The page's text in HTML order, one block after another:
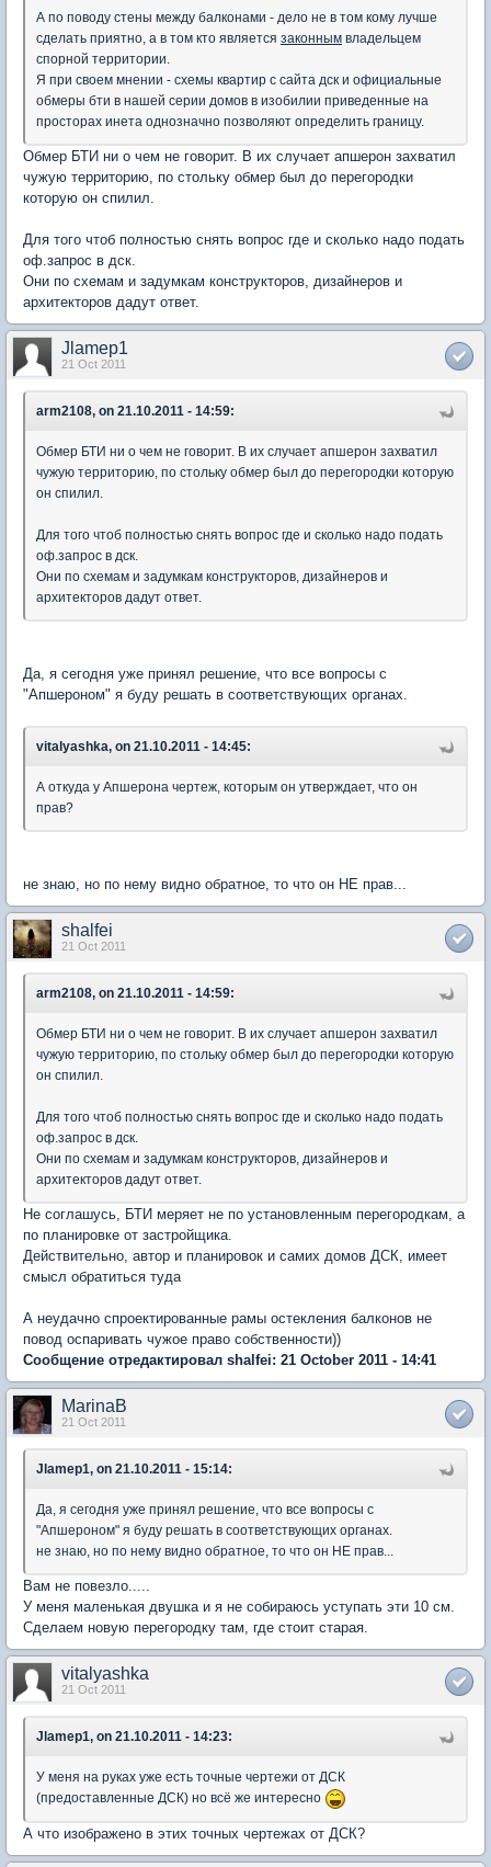
А по поводу стены между балконами - дело не в том кому лучше
сделать приятно, а в том кто является законным владельцем
спорной территории.
Я при своем мнении - схемы квартир с сайта дск и официальные
обмеры бти в нашей серии домов в изобилии приведенные на
просторах инета однозначно позволяют определить границу.
Обмер БТИ ни о чем не говорит. В их случает апшерон захватил
чужую территорию, по стольку обмер был до перегородки
которую он спилил.
Для того чтоб полностью снять вопрос где и сколько надо подать
оф.запрос в дск.
Они по схемам и задумкам конструкторов, дизайнеров и
архитекторов дадут ответ.
Jlamep1
21 Oct 2011
arm2108, on 21.10.2011 - 14:59:
Обмер БТИ ни о чем не говорит. В их случает апшерон захватил
чужую территорию, по стольку обмер был до перегородки которую
он спилил.
Для того чтоб полностью снять вопрос где и сколько надо подать
оф.запрос в дск.
Они по схемам и задумкам конструкторов, дизайнеров и
архитекторов дадут ответ.
Да, я сегодня уже принял решение, что все вопросы с
"Апшероном" я буду решать в соответствующих органах.
vitalyashka, on 21.10.2011 - 14:45:
А откуда у Апшерона чертеж, которым он утверждает, что он
прав?
не знаю, но по нему видно обратное, то что он НЕ прав...
shalfei
21 Oct 2011
arm2108, on 21.10.2011 - 14:59:
Обмер БТИ ни о чем не говорит. В их случает апшерон захватил
чужую территорию, по стольку обмер был до перегородки которую
он спилил.
Для того чтоб полностью снять вопрос где и сколько надо подать
оф.запрос в дск.
Они по схемам и задумкам конструкторов, дизайнеров и
архитекторов дадут ответ.
Не соглашусь, БТИ меряет не по установленным перегородкам, а
по планировке от застройщика.
Действительно, автор и планировок и самих домов ДСК, имеет
смысл обратиться туда
А неудачно спроектированные рамы остекления балконов не
повод оспаривать чужое право собственности))
Сообщение отредактировал shalfei: 21 October 2011 - 14:41
MarinaB
21 Oct 2011
Jlamep1, on 21.10.2011 - 15:14:
Да, я сегодня уже принял решение, что все вопросы с
"Апшероном" я буду решать в соответствующих органах.
не знаю, но по нему видно обратное, то что он НЕ прав...
Вам не повезло.....
У меня маленькая двушка и я не собираюсь уступать эти 10 см.
Сделаем новую перегородку там, где стоит старая.
vitalyashka
21 Oct 2011
Jlamep1, on 21.10.2011 - 14:23:
У меня на руках уже есть точные чертежи от ДСК
(предоставленные ДСК) но всё же интересно
А что изображено в этих точных чертежах от ДСК?